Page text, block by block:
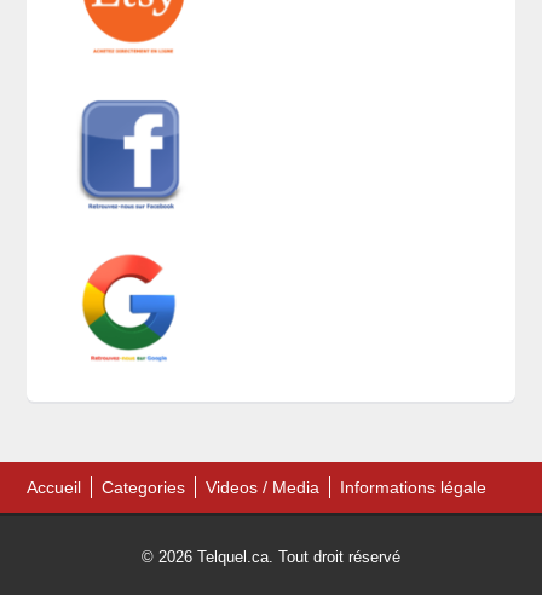
Accueil Categories Videos / Media Informations légale
© 2026 Telquel.ca. Tout droit réservé